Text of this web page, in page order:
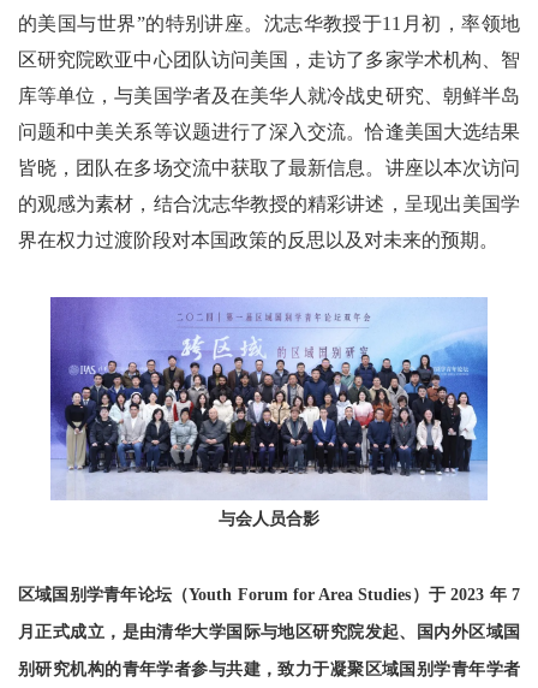
的美国与世界”的特别讲座。沈志华教授于11月初，率领地
区研究院欧亚中心团队访问美国，走访了多家学术机构、智
库等单位，与美国学者及在美华人就冷战史研究、朝鲜半岛
问题和中美关系等议题进行了深入交流。恰逢美国大选结果
皆晓，团队在多场交流中获取了最新信息。讲座以本次访问
的观感为素材，结合沈志华教授的精彩讲述，呈现出美国学
界在权力过渡阶段对本国政策的反思以及对未来的预期。
与会人员合影
区域国别学青年论坛（Youth Forum for Area Studies）于 2023 年 7
月正式成立，是由清华大学国际与地区研究院发起、国内外区域国
别研究机构的青年学者参与共建，致力于凝聚区域国别学青年学者